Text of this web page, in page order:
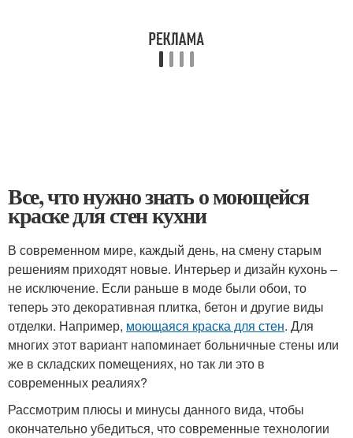
Все, что нужно знать о моющейся
краске для стен кухни
В современном мире, каждый день, на смену старым
решениям приходят новые. Интерьер и дизайн кухонь –
не исключение. Если раньше в моде были обои, то
теперь это декоративная плитка, бетон и другие виды
отделки. Например, моющаяся краска для стен. Для
многих этот вариант напоминает больничные стены или
же в складских помещениях, но так ли это в
современных реалиях?
Рассмотрим плюсы и минусы данного вида, чтобы
окончательно убедиться, что современные технологии